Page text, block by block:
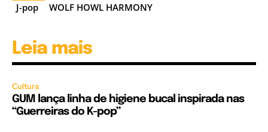
J-pop
WOLF HOWL HARMONY
Leia mais
Cultura
GUM lança linha de higiene bucal inspirada nas
“Guerreiras do K-pop”